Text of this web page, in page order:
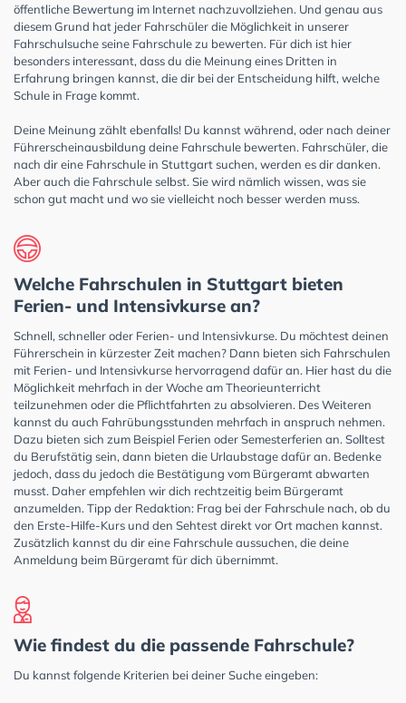
öffentliche Bewertung im Internet nachzuvollziehen. Und genau aus
diesem Grund hat jeder Fahrschüler die Möglichkeit in unserer
Fahrschulsuche seine Fahrschule zu bewerten. Für dich ist hier
besonders interessant, dass du die Meinung eines Dritten in
Erfahrung bringen kannst, die dir bei der Entscheidung hilft, welche
Schule in Frage kommt.
Deine Meinung zählt ebenfalls! Du kannst während, oder nach deiner
Führerscheinausbildung deine Fahrschule bewerten. Fahrschüler, die
nach dir eine Fahrschule in Stuttgart suchen, werden es dir danken.
Aber auch die Fahrschule selbst. Sie wird nämlich wissen, was sie
schon gut macht und wo sie vielleicht noch besser werden muss.
Welche Fahrschulen in Stuttgart bieten
Ferien- und Intensivkurse an?
Schnell, schneller oder Ferien- und Intensivkurse. Du möchtest deinen
Führerschein in kürzester Zeit machen? Dann bieten sich Fahrschulen
mit Ferien- und Intensivkurse hervorragend dafür an. Hier hast du die
Möglichkeit mehrfach in der Woche am Theorieunterricht
teilzunehmen oder die Pflichtfahrten zu absolvieren. Des Weiteren
kannst du auch Fahrübungsstunden mehrfach in anspruch nehmen.
Dazu bieten sich zum Beispiel Ferien oder Semesterferien an. Solltest
du Berufstätig sein, dann bieten die Urlaubstage dafür an. Bedenke
jedoch, dass du jedoch die Bestätigung vom Bürgeramt abwarten
musst. Daher empfehlen wir dich rechtzeitig beim Bürgeramt
anzumelden. Tipp der Redaktion: Frag bei der Fahrschule nach, ob du
den Erste-Hilfe-Kurs und den Sehtest direkt vor Ort machen kannst.
Zusätzlich kannst du dir eine Fahrschule aussuchen, die deine
Anmeldung beim Bürgeramt für dich übernimmt.
Wie findest du die passende Fahrschule?
Du kannst folgende Kriterien bei deiner Suche eingeben: